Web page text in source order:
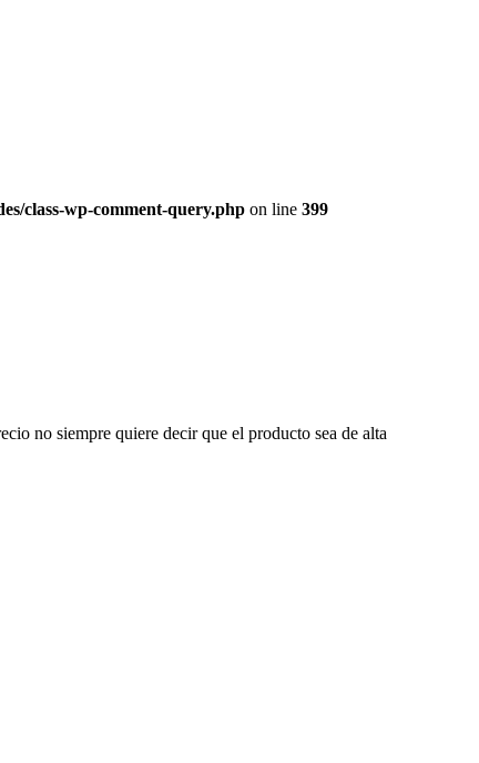
class-wp-comment-query.php on line399
no siempre quiere decir que el producto sea de alta